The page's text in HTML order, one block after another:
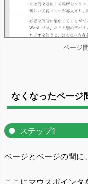
ページ
なくなったページ
ステップ1
ページとページの間に
ここにマウスポイン